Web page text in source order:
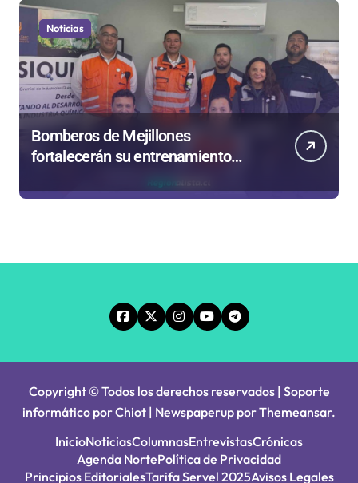
Noticias
Bomberos de Mejillones
fortalecerán su entrenamiento
complejas
Copyright © Todos los derechos reservados | Soporte
informático por Chiot | Newspaperup porThemeansar.
InicioNoticiasColumnasEntrevistasCrónicas
Agenda NortePolítica de Privacidad
Principios EditorialesTarifa Servel 2025Avisos Legales